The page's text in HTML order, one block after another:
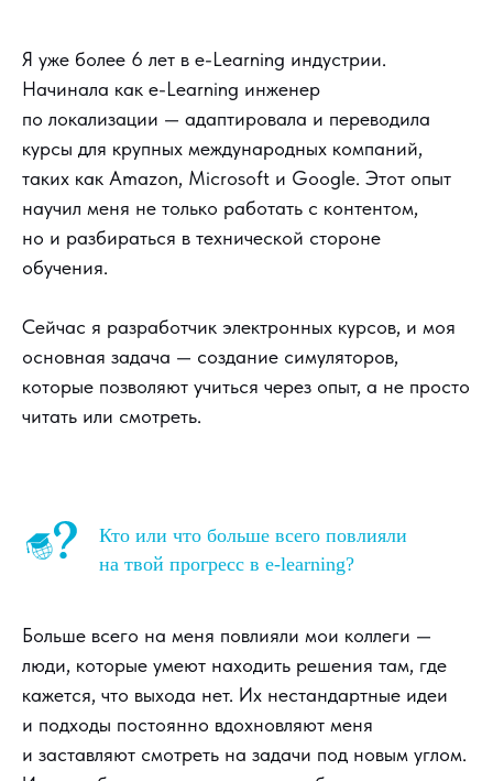
Я уже более 6 лет в e-Learning индустрии.
Начинала как e-Learning инженер
по локализации — адаптировала и переводила
курсы для крупных международных компаний,
таких как Amazon, Microsoft и Google. Этот опыт
научил меня не только работать с контентом,
но и разбираться в технической стороне
обучения.
Сейчас я разработчик электронных курсов, и моя
основная задача — создание симуляторов,
которые позволяют учиться через опыт, а не просто
читать или смотреть.
Кто или что больше всего повлияли
на твой прогресс в e-learning?
Больше всего на меня повлияли мои коллеги —
люди, которые умеют находить решения там, где
кажется, что выхода нет. Их нестандартные идеи
и подходы постоянно вдохновляют меня
и заставляют смотреть на задачи под новым углом.